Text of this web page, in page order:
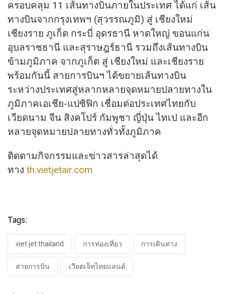
ครอบคลุม 11 เส้นทางบินภายในประเทศ ได้แก่ เส้น
ทางบินจากกรุงเทพฯ (สุวรรณภูมิ) สู่ เชียงใหม่
เชียงราย ภูเก็ต กระบี่ อุดรธานี หาดใหญ่ ขอนแก่น
อุบลราชธานี และสุราษฎร์ธานี รวมถึงเส้นทางบิน
ข้ามภูมิภาค จากภูเก็ต สู่ เชียงใหม่ และเชียงราย
พร้อมกันนี้ สายการบินฯ ได้ขยายเส้นทางบิน
ระหว่างประเทศสู่หลากหลายจุดหมายปลายทางใน
ภูมิภาคเอเชีย-แปซิฟิก เชื่อมต่อประเทศไทยกับ
เวียดนาม จีน สิงคโปร์ กัมพูชา ญี่ปุ่น ไทเป และอีก
หลายจุดหมายปลายทางทั่วทั้งภูมิภาค
ติดตามกิจกรรมและข่าวสารล่าสุดได้
ทาง th.vietjetair.com
Tags:
viet jet thailand การท่องเที่ยว การเดินทาง
สายการบิน เวียตเจ็ทไทยแลนด์